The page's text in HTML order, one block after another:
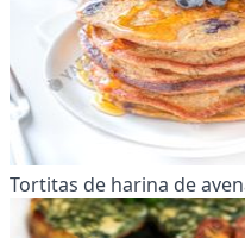
Tortitas de harina de